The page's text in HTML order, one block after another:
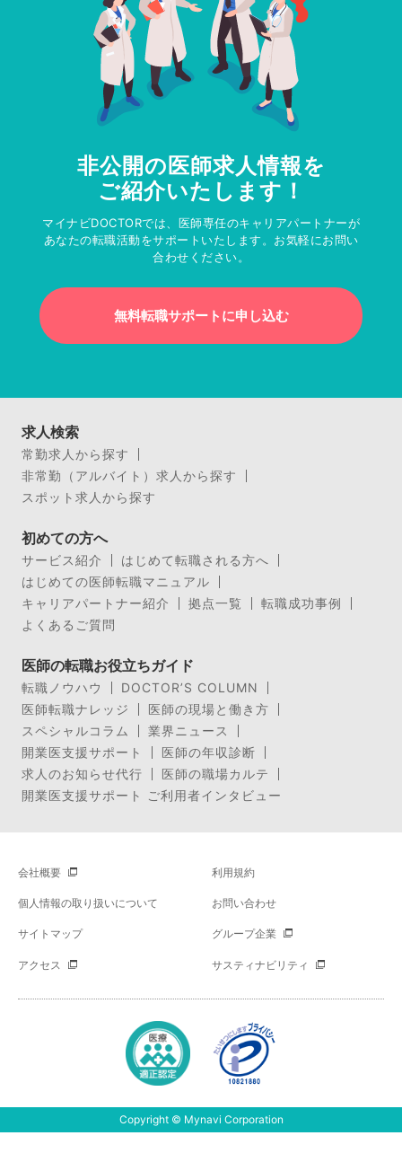
非公開の医師求人情報を
ご紹介いたします！
マイナビDOCTORでは、医師専任のキャリアパートナーが
あなたの転職活動をサポートいたします。お気軽にお問い
合わせください。
無料転職サポートに申し込む
求人検索
常勤求人から探す
非常勤（アルバイト）求人から探す
スポット求人から探す
初めての方へ
サービス紹介
はじめて転職される方へ
はじめての医師転職マニュアル
キャリアパートナー紹介
拠点一覧
転職成功事例
よくあるご質問
医師の転職お役立ちガイド
転職ノウハウ
DOCTOR’S COLUMN
医師転職ナレッジ
医師の現場と働き方
スペシャルコラム
業界ニュース
開業医支援サポート
医師の年収診断
求人のお知らせ代行
医師の職場カルテ
開業医支援サポート ご利用者インタビュー
会社概要 利用規約
個人情報の取り扱いについて お問い合わせ
サイトマップ グループ企業
アクセス サスティナビリティ
Copyright © Mynavi Corporation